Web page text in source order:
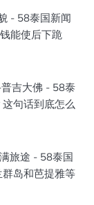
- 58泰国新闻
能使后下跪
吉大佛 - 58泰
句话到底怎么
旅途 - 58泰国
岛和芭提雅等